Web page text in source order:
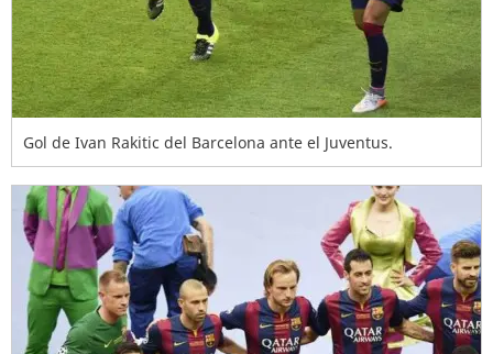
Gol de Ivan Rakitic del Barcelona ante el Juventus.